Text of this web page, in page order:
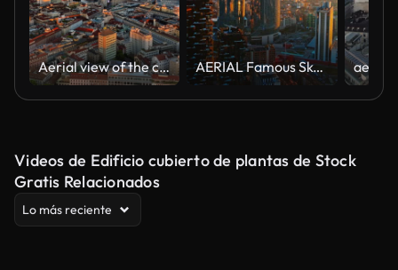
Aerial view of the city centre on a sunny day Milan, Italy AERIAL Famous Skyscrapers In The Business District During Sunset,Milan,Italy,Europe
Videos de Edificio cubierto de plantas de Stock
Gratis Relacionados
Lo más reciente